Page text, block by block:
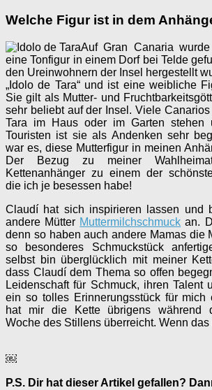
Welche Figur ist in dem
Auf Gran Canaria
eine Tonfigur in einem Dorf bei Telde
den Ureinwohnern der Insel hergestellt
„Idolo de Tara“ und ist eine weibliche
Sie gilt als Mutter- und
sehr beliebt auf der Insel. Viele
Tara im Haus oder im Garten stehen
Touristen ist sie als Andenken sehr
war es, diese Mutterfigur in meinen
Der Bezug zu meiner
Kettenanhänger zu einem der
die ich je besessen habe!
Claudí hat sich inspirieren lassen und
andere Mütter Muttermilchschmuck an.
denn so haben auch andere Mamas die
so besonderes Schmuckstück
selbst bin überglücklich mit meiner
dass Claudí dem Thema so offen
Leidenschaft für Schmuck, ihren Talent
ein so tolles Erinnerungsstück für mich
hat mir die Kette übrigens während
Woche des Stillens überreicht. Wenn
￼
P.S. Dir hat dieser Artikel gefallen?